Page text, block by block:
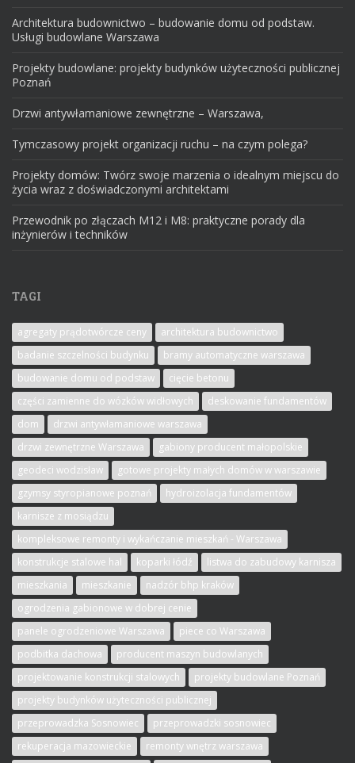
Architektura budownictwo – budowanie domu od podstaw.
Usługi budowlane Warszawa
Projekty budowlane: projekty budynków użyteczności publicznej
Poznań
Drzwi antywłamaniowe zewnętrzne – Warszawa,
Tymczasowy projekt organizacji ruchu – na czym polega?
Projekty domów: Twórz swoje marzenia o idealnym miejscu do
życia wraz z doświadczonymi architektami
Przewodnik po złączach M12 i M8: praktyczne porady dla
inżynierów i techników
TAGI
agregaty prądotwórcze ceny
architektura budownictwo
badanie szczelności budynku
bramy automatyczne warszawa
budowanie domu od podstaw
cięcie betonu
części zamienne do wózków widłowych
deskowanie fundamentów
dom
drzwi antywłamaniowe warszawa
drzwi zewnętrzne Warszawa
gabiony producent małopolskie
geodeci wodzisław
gotowe projekty małych domów w warszawie
gzymsy styropianowe poznań
hydroizolacja fundamentów
karnisze z mosiądzu
kompleksowe remonty i wykańczanie mieszkań - Warszawa
konstrukcje stalowe hal
koparki łódź
listwa do zabudowy karnisza
mieszkania
mieszkanie
nadzór bhp kraków
ogrodzenia gabionowe w dobrej cenie
panele ogrodzeniowe Warszawa
piece co Warszawa
podbitka dachowa
producent maszyn budowlanych
projektowanie konstrukcji stalowych
projekty budowlane Poznań
projekty budynków użyteczności publicznej
przeprowadzka Sosnowiec
przeprowadzki sosnowiec
rekuperacja mazowieckie
remonty wnętrz warszawa